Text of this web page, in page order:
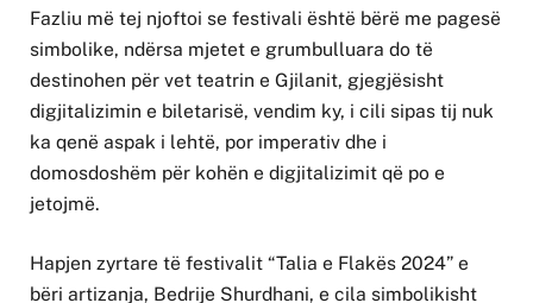
Fazliu më tej njoftoi se festivali është bërë me pagesë
simbolike, ndërsa mjetet e grumbulluara do të
destinohen për vet teatrin e Gjilanit, gjegjësisht
digjitalizimin e biletarisë, vendim ky, i cili sipas tij nuk
ka qenë aspak i lehtë, por imperativ dhe i
domosdoshëm për kohën e digjitalizimit që po e
jetojmë.
Hapjen zyrtare të festivalit “Talia e Flakës 2024” e
bëri artizanja, Bedrije Shurdhani, e cila simbolikisht